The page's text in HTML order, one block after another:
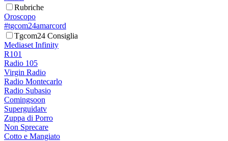
Rubriche
Oroscopo
#tgcom24amarcord
Tgcom24 Consiglia
Mediaset Infinity
R101
Radio 105
Virgin Radio
Radio Montecarlo
Radio Subasio
Comingsoon
Superguidatv
Zuppa di Porro
Non Sprecare
Cotto e Mangiato